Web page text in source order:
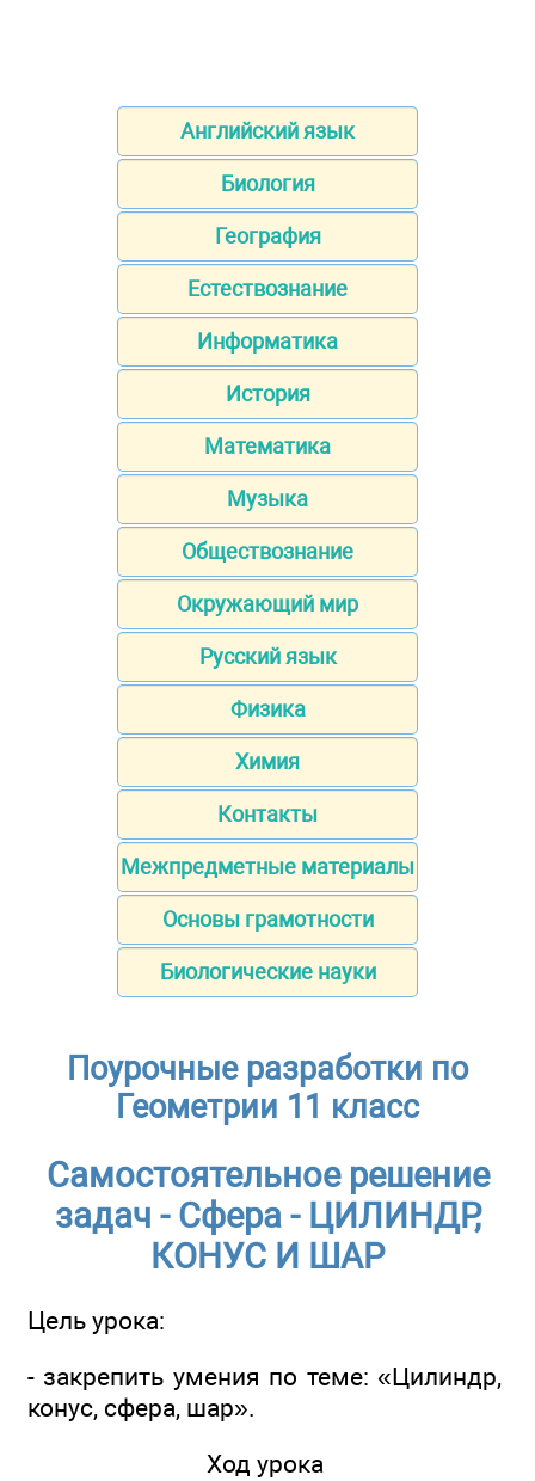
Английский язык
Биология
География
Естествознание
Информатика
История
Математика
Музыка
Обществознание
Окружающий мир
Русский язык
Физика
Химия
Контакты
Межпредметные материалы
Основы грамотности
Биологические науки
Поурочные разработки по
Геометрии 11 класс
Самостоятельное решение
задач - Сфера - ЦИЛИНДР,
КОНУС И ШАР
Цель урока:
- закрепить умения по теме: «Цилиндр,
конус, сфера, шар».
Ход урока